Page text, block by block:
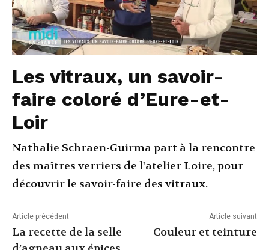
Les vitraux, un savoir-
faire coloré d’Eure-et-
Loir
Nathalie Schraen-Guirma part à la rencontre
des maîtres verriers de l'atelier Loire, pour
découvrir le savoir-faire des vitraux.
Article précédent
La recette de la selle
Article suivant
Couleur et teinture